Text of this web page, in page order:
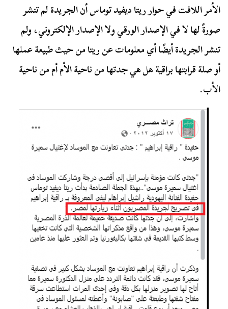
الأمر اللافت في حوار ريتا ديفيد توماس أن الجريدة لم تنشر
صورةً لها لا في الإصدار الورقي ولا الإصدار الإلكتروني، ولم
تنشر الجريدة أيضًا أي معلومات عن ريتا من حيث طبيعة عملها
أو صلة قرابتها براقية هل هي جدتها من ناحية الأم أم من ناحية
الأب.